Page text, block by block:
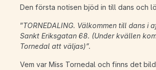
Den första notisen bjöd in till dans och
”TORNEDALING. Välkommen till dans i
Sankt Eriksgatan 68. (Under kvällen
Tornedal att väljas)”.
Vem var Miss Tornedal och finns det